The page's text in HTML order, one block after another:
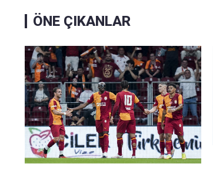
ÖNE ÇIKANLAR